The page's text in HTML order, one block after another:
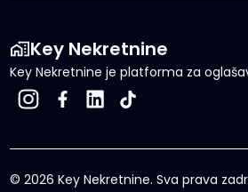
Key Nekretnine
Key Nekretnine je platforma za
©2026 Key Nekretnine.Sva prava